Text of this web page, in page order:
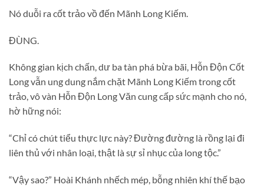
Nó duỗi ra cốt trảo vồ đến Mãnh Long Kiếm.
ĐÙNG.
Không gian kịch chấn, dư ba tàn phá bừa bãi, Hỗn Độn Cốt
Long vẫn ung dung nắm chặt Mãnh Long Kiếm trong cốt
trảo, vô vàn Hỗn Độn Long Văn cung cấp sức mạnh cho nó,
hờ hững nói:
“Chỉ có chút tiểu thực lực này? Đường đường là rồng lại đi
liên thủ với nhân loại, thật là sự sỉ nhục của long tộc.”
“Vậy sao?” Hoài Khánh nhếch mép, bỗng nhiên khí thế bạo